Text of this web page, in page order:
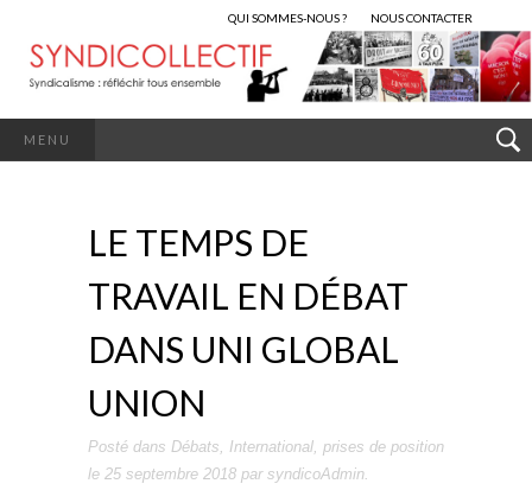
QUI SOMMES-NOUS ? NOUS CONTACTER
MENU
LE TEMPS DE
TRAVAIL EN DÉBAT
DANS UNI GLOBAL
UNION
Posté dans Débats, International, prises de position
le 25 septembre 2018 par syndicoAdmin.